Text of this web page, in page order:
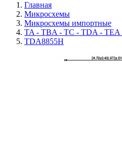
Главная
Микросхемы
Микросхемы импортные
TA - TBA - TC - TDA - TEA
TDA8855H